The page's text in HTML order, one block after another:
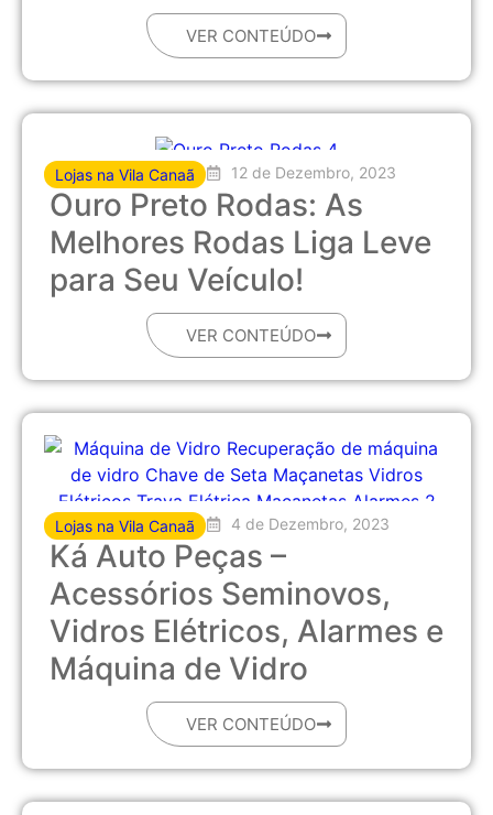
VER CONTEÚDO
Lojas na Vila Canaã 12 de Dezembro, 2023
Ouro Preto Rodas: As
Melhores Rodas Liga Leve
para Seu Veículo!
VER CONTEÚDO
Lojas na Vila Canaã 4 de Dezembro, 2023
Ká Auto Peças –
Acessórios Seminovos,
Vidros Elétricos, Alarmes e
Máquina de Vidro
VER CONTEÚDO